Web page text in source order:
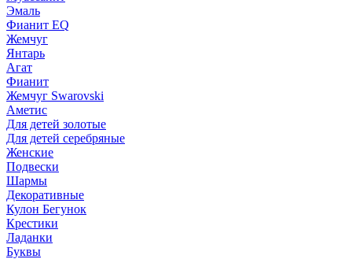
Эмаль
Фианит EQ
Жемчуг
Янтарь
Агат
Фианит
Жемчуг Swarovski
Аметис
Для детей золотые
Для детей серебряные
Женские
Подвески
Шармы
Декоративные
Кулон Бегунок
Крестики
Ладанки
Буквы